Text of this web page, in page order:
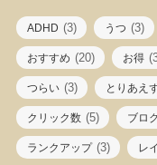
ADHD (3) うつ (3)
おすすめ (20) お得
つらい (3) とりあえ
クリック数 (5) ブロ
ランクアップ(3) レ